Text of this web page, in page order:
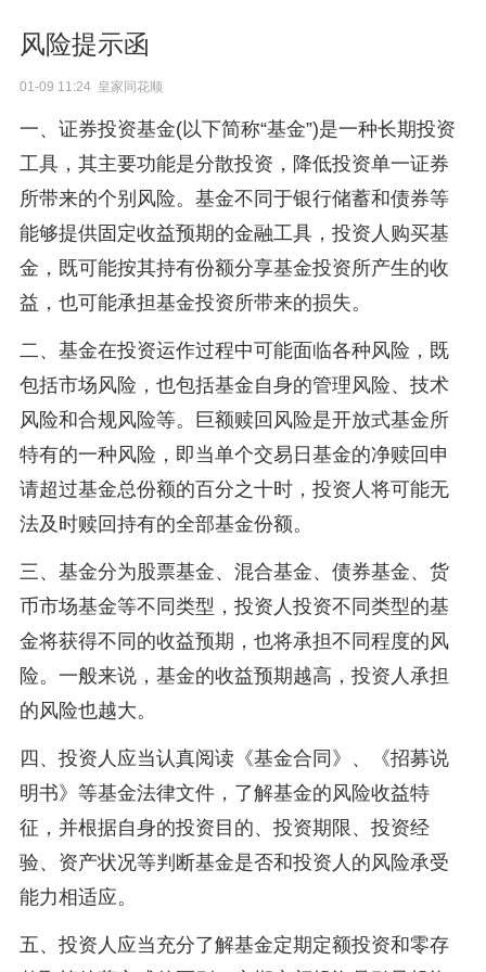
风险提示函
01-09 11:24 皇家同花顺
一、证券投资基金(以下简称“基金”)是一种长期投资
工具，其主要功能是分散投资，降低投资单一证券
所带来的个别风险。基金不同于银行储蓄和债券等
能够提供固定收益预期的金融工具，投资人购买基
金，既可能按其持有份额分享基金投资所产生的收
益，也可能承担基金投资所带来的损失。
二、基金在投资运作过程中可能面临各种风险，既
包括市场风险，也包括基金自身的管理风险、技术
风险和合规风险等。巨额赎回风险是开放式基金所
特有的一种风险，即当单个交易日基金的净赎回申
请超过基金总份额的百分之十时，投资人将可能无
法及时赎回持有的全部基金份额。
三、基金分为股票基金、混合基金、债券基金、货
币市场基金等不同类型，投资人投资不同类型的基
金将获得不同的收益预期，也将承担不同程度的风
险。一般来说，基金的收益预期越高，投资人承担
的风险也越大。
四、投资人应当认真阅读《基金合同》、《招募说
明书》等基金法律文件，了解基金的风险收益特
征，并根据自身的投资目的、投资期限、投资经
验、资产状况等判断基金是否和投资人的风险承受
能力相适应。
五、投资人应当充分了解基金定期定额投资和零存